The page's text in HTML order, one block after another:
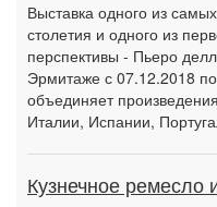
Выставка одного из
столетия и одного из
перспективы - Пьеро
Эрмитаже с 07.12.2018
объединяет
Италии, Испании,
Кузнечное ремесло